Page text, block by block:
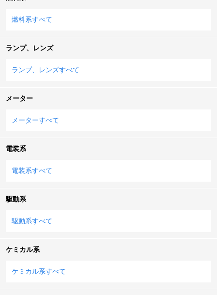
燃料系すべて
ランプ、レンズ
ランプ、レンズすべて
メーター
メーターすべて
電装系
電装系すべて
駆動系
駆動系すべて
ケミカル系
ケミカル系すべて